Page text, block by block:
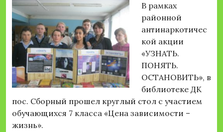
В рамках
районной
антинаркотичес
кой акции
«УЗНАТЬ.
ПОНЯТЬ.
ОСТАНОВИТЬ», в
библиотеке ДК
пос. Сборный прошел круглый стол с участием
обучающихся 7 класса «Цена зависимости –
жизнь».